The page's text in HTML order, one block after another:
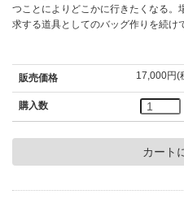
つことによりどこかに行きたくなる。
求する道具としてのバッグ作りを続け
販売価格 17,000円(
購入数